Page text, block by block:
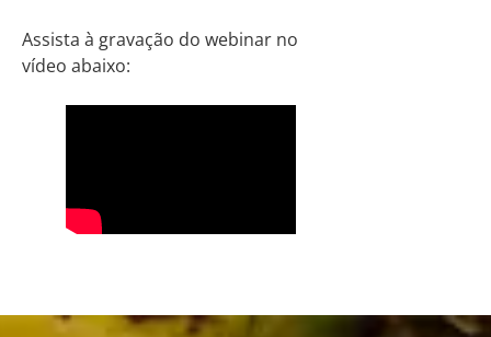
Assista à gravação do webinar no
vídeo abaixo: